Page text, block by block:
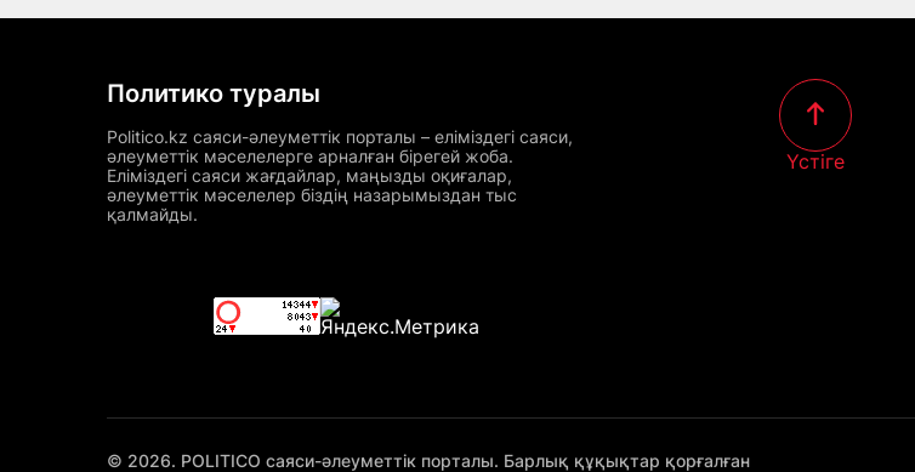
Политико туралы
Politico.kz саяси-әлеуметтік порталы – еліміздегі саяси,
әлеуметтік мәселелерге арналған бірегей жоба.
Еліміздегі саяси жағдайлар, маңызды оқиғалар,
әлеуметтік мәселелер біздің назарымыздан тыс
қалмайды.
Үстіге
© 2026. POLITICO саяси-әлеуметтік порталы. Барлық құқықтар қорғалған